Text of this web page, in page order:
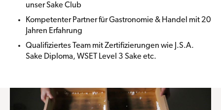
unser Sake Club
Kompetenter Partner für Gastronomie & Handel mit 20
Jahren Erfahrung
Qualifiziertes Team mit Zertifizierungen wie J.S.A.
Sake Diploma, WSET Level 3 Sake etc.